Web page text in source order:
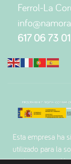
Ferrol-La
617 06 73 01
Esta empresa ha
utilizado para la
unión europea-